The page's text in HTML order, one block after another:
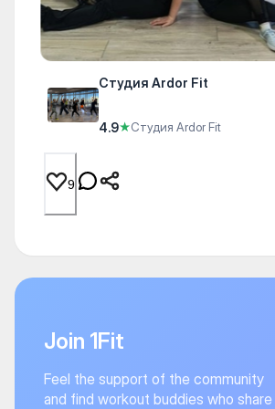
Студия Ardor Fit
4.9★Студия Ardor Fit
9
Join 1Fit
Feel the support of the community
and find workout buddies who share